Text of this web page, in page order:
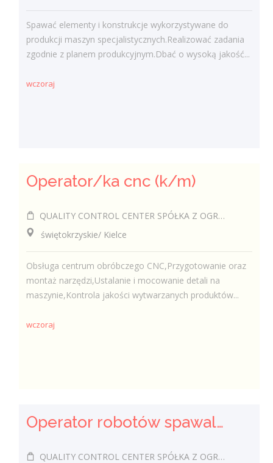
Spawać elementy i konstrukcje wykorzystywane do
produkcji maszyn specjalistycznych.Realizować zadania
zgodnie z planem produkcyjnym.Dbać o wysoką jakość...
wczoraj
Operator/ka cnc (k/m)
QUALITY CONTROL CENTER SPÓŁKA Z OGRANICZONĄ ODPOWIEDZIALNOŚCIĄ
świętokrzyskie/ Kielce
Obsługa centrum obróbczego CNC,Przygotowanie oraz
montaż narzędzi,Ustalanie i mocowanie detali na
maszynie,Kontrola jakości wytwarzanych produktów...
wczoraj
Operator robotów spawalniczych (m/k)
QUALITY CONTROL CENTER SPÓŁKA Z OGRANICZONĄ ODPOWIEDZIALNOŚCIĄ